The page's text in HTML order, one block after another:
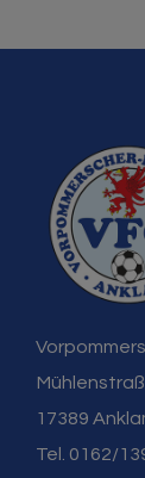
17389
Tel. 0162/